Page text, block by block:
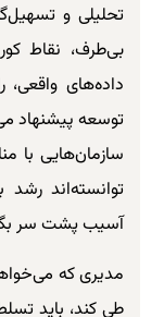
تحلیلی و
بی‌طرف، نقاط
داده‌های
توسعه پیشنهاد
سازمان‌هایی با
توانسته‌اند رشد
آسیب پشت سر
مدیری که
طی کند، باید تسلط